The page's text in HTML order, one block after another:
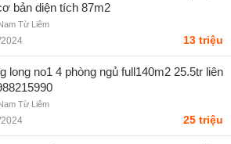
bản diện tích 87m2
Từ Liêm
13 triệu
long no1 4 phòng ngủ full140m2 25.5tr liên
Từ Liêm
25 triệu